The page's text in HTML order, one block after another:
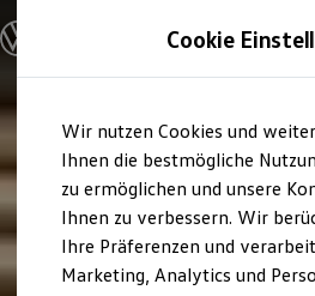
Hauptinhalt
springen
Footer
springen
Modelle und Konfigurator
Konfigurator
Modelle vergleichen
Elektroautos
ENERGY Sondermodelle
Nutzfahrzeuge
SUV und CUV
Familienautos
Kombis
Kompaktwagen
Sportwagen
Cookie
Wir nutzen Cookies und
Ihnen die bestmögliche
zu ermöglichen und unsere
Ihnen zu verbessern. Wir
Ihre Präferenzen und
Marketing, Analytics und